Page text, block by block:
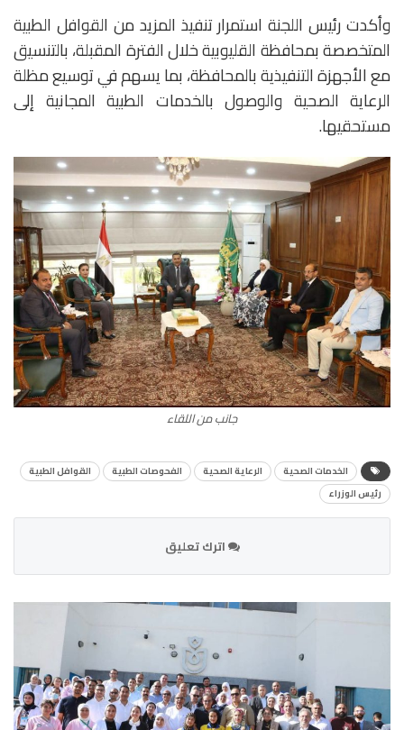
وأكدت رئيس اللجنة استمرار تنفيذ المزيد من القوافل الطبية
المتخصصة بمحافظة القليوبية خلال الفترة المقبلة، بالتنسيق
مع الأجهزة التنفيذية بالمحافظة، بما يسهم في توسيع مظلة
الرعاية الصحية والوصول بالخدمات الطبية المجانية إلى
مستحقيها.
جانب من اللقاء
الخدمات الصحية الرعاية الصحية الفحوصات الطبية
القوافل الطبية
رئيس الوزراء
اترك تعليق